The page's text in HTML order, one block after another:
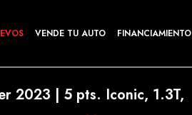
VENDE TU AUTO FINANCIAMIENTO
2023 | 5 pts. Iconic, 1.3T,